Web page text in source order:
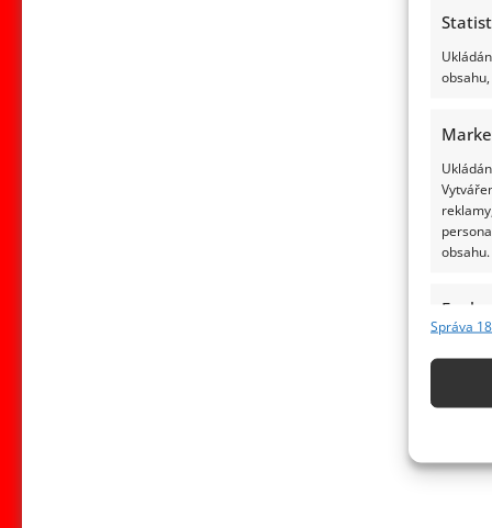
obsahu.
Funkce
Správa